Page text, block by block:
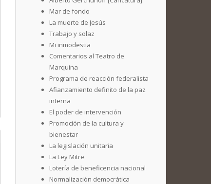
Mar de fondo
La muerte de Jesús
Trabajo y solaz
Mi inmodestia
Comentarios al Teatro de
Marquina
Programa de reacción federalista
Afianzamiento definito de la paz
interna
El poder de intervención
Promoción de la cultura y
bienestar
La legislación unitaria
La Ley Mitre
Lotería de beneficencia nacional
Normalización democrática